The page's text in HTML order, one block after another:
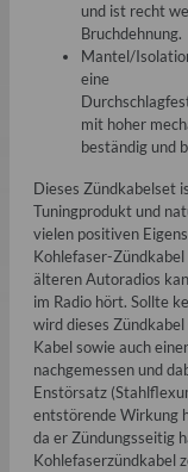
und ist recht
Bruchdehnung.
Mantel/
eine
mit hoher
beständig und
Dieses Zündkabelset
Tuningprodukt und
vielen positiven
Kohlefaser-
älteren Autoradios
im Radio hört. Sollte
wird dieses
Kabel sowie auch
nachgemessen und
Enstörsatz
entstörende Wirkung
da er Zündungsseitig
Kohlefaserzündkabel